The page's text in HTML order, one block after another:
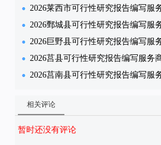
2026莱西市可行性研究报告编写服
2026鄄城县可行性研究报告编写服
2026巨野县可行性研究报告编写服
2026莒县可行性研究报告编写服务
2026莒南县可行性研究报告编写服
相关评论
暂时还没有评论